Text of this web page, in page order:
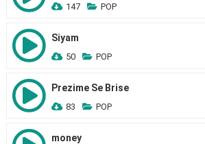
147 POP
Siyam
50 POP
Prezime Se Brise
83 POP
money